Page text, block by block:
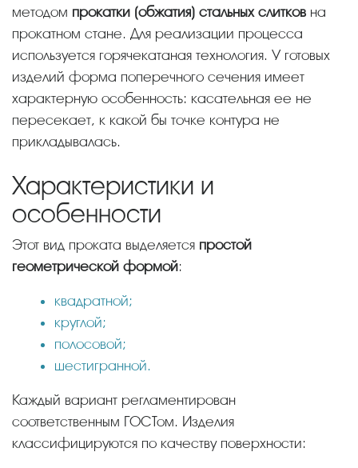
методом прокатки (обжатия) стальных слитков на
прокатном стане. Для реализации процесса
используется горячекатаная технология. У готовых
изделий форма поперечного сечения имеет
характерную особенность: касательная ее не
пересекает, к какой бы точке контура не
прикладывалась.
Характеристики и
особенности
Этот вид проката выделяется простой
геометрической формой:
квадратной;
круглой;
полосовой;
шестигранной.
Каждый вариант регламентирован
соответственным ГОСТом. Изделия
классифицируются по качеству поверхности: